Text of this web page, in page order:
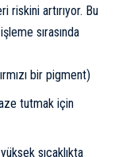
riskini artırıyor. Bu
sırasında
bir pigment)
tutmak için
sıcaklıkta